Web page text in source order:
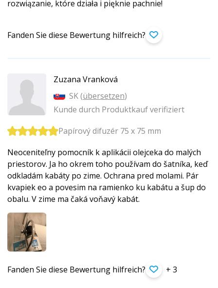
rozwiązanie, które działa i pięknie pachnie!
Fanden Sie diese Bewertung hilfreich?
Zuzana Vranková
SK (übersetzen)
Kunde durch Produktkauf verifiziert
Papírový difuzér 75 x 75 mm
Neoceniteľny pomocník k aplikácii olejceka do malých
priestorov. Ja ho okrem toho používam do šatníka, keď
odkladám kabáty po zime. Ochrana pred molami. Pár
kvapiek eo a povesim na ramienko ku kabátu a šup do
obalu. V zime ma čaká voňavý kabát.
Fanden Sie diese Bewertung hilfreich? + 3